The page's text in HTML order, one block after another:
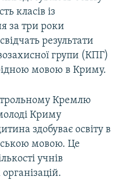
класів із
за три роки
результати
групи (КПГ)
мовою в Криму.
Кремлю
Криму
здобуває освіту в
мовою. Це
учнів